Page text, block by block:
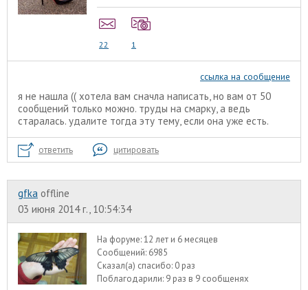
22 1
ссылка на сообщение
я не нашла (( хотела вам сначла написать, но вам от 50
сообщений только можно. труды на смарку, а ведь
старалась. удалите тогда эту тему, если она уже есть.
ответить цитировать
gfka offline
03 июня 2014 г., 10:54:34
На форуме:12 лет и 6 месяцев
Сообщений: 6985
Сказал(а) спасибо: 0 раз
Поблагодарили: 9 раз в 9 сообщенях